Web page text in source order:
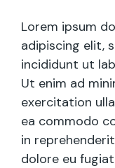
Lorem ipsum
adipiscing elit,
incididunt ut
Ut enim ad
exercitation
ea commodo
in
dolore eu